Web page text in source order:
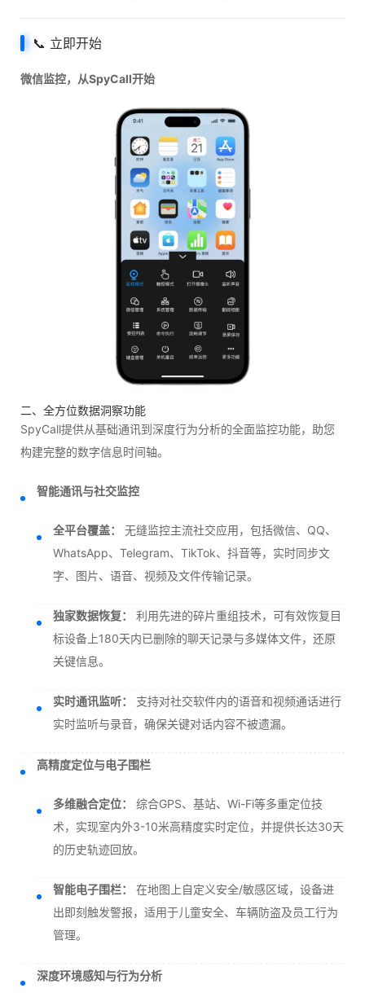
📞 立即开始
微信监控，从SpyCall开始
二、全方位数据洞察功能
SpyCall提供从基础通讯到深度行为分析的全面监控功能，助您
构建完整的数字信息时间轴。
智能通讯与社交监控
全平台覆盖：
无缝监控主流社交应用，包括微信、QQ、
WhatsApp、Telegram、TikTok、抖音等，实时同步文
字、图片、语音、视频及文件传输记录。
独家数据恢复：
利用先进的碎片重组技术，可有效恢复目
标设备上180天内已删除的聊天记录与多媒体文件，还原
关键信息。
实时通讯监听：
支持对社交软件内的语音和视频通话进行
实时监听与录音，确保关键对话内容不被遗漏。
高精度定位与电子围栏
多维融合定位：
综合GPS、基站、Wi-Fi等多重定位技
术，实现室内外3-10米高精度实时定位，并提供长达30天
的历史轨迹回放。
智能电子围栏：
在地图上自定义安全/敏感区域，设备进
出即刻触发警报，适用于儿童安全、车辆防盗及员工行为
管理。
深度环境感知与行为分析